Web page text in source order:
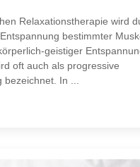
Relaxationstherapie wird
bestimmter
geistiger
oft auch als progressive
bezeichnet. In ...